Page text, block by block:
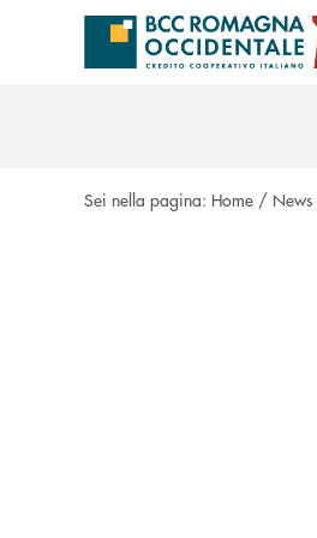
Salta al contenuto principale
Sei nella pagina: Home / News